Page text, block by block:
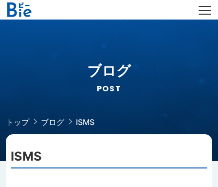
ブログ
POST
トップ ブログ ISMS
ISMS